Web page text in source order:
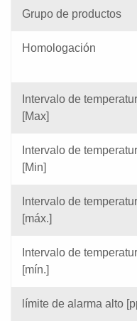
Grupo de productos
Homologación
Intervalo de
[Max]
Intervalo de
[Min]
Intervalo de
[máx.]
Intervalo de
[mín.]
límite de alarma alto